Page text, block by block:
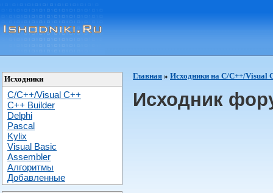
Исходники
C/C++/Visual C++
С++ Builder
Delphi
Pascal
Kylix
Visual Basic
Assembler
Алгоритмы
Добавленные
Главная » Исходники на C/C++/Visual
Исходник